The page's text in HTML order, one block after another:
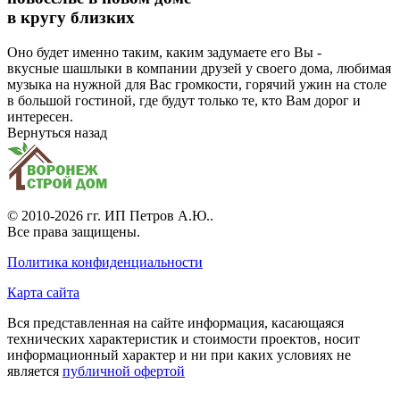
в кругу близких
Оно будет именно таким, каким задумаете его Вы -
вкусные шашлыки в компании друзей у своего дома, любимая
музыка на нужной для Вас громкости, горячий ужин на столе
в большой гостиной, где будут только те, кто Вам дорог и
интересен.
Вернуться назад
© 2010-2026 гг. ИП Петров А.Ю..
Все права защищены.
Политика конфиденциальности
Карта сайта
Вся представленная на сайте информация, касающаяся
технических характеристик и стоимости проектов, носит
информационный характер и ни при каких условиях не
является публичной офертой